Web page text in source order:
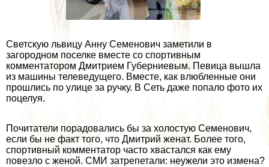
Светскую львицу Анну Семенович заметили в
загородном поселке вместе со спортивным
комментатором Дмитрием Губерниевым. Певица вышла
из машины телеведущего. Вместе, как влюбленные они
прошлись по улице за ручку. В Сеть даже попало фото их
поцелуя.
Почитатели порадовались бы за холостую Семенович,
если бы не факт того, что Дмитрий женат. Более того,
спортивный комментатор часто хвастался как ему
повезло с женой. СМИ затрепетали: неужели это измена?